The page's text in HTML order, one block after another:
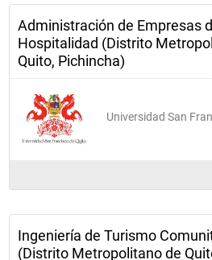
Administración de Empresas
Hospitalidad (Distrito
Quito, Pichincha)
Universidad San
Ingeniería de Turismo
(Distrito Metropolitano de